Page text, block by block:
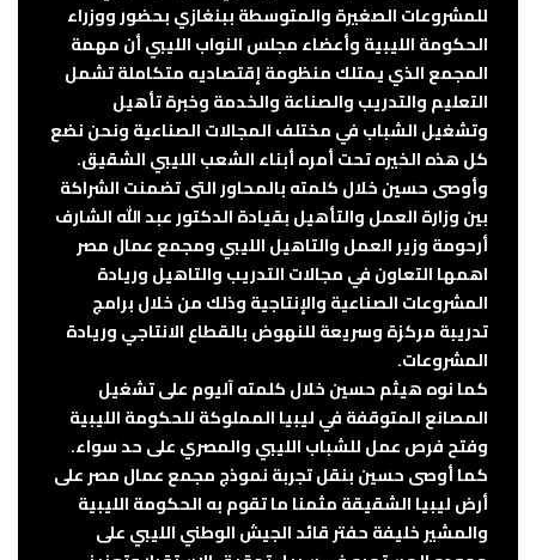
للمشروعات الصغيرة والمتوسطة ببنغازي بحضور ووزراء
الحكومة الليبية وأعضاء مجلس النواب الليبي أن مهمة
المجمع الذي يمتلك منظومة إقتصاديه متكاملة تشمل
التعليم والتدريب والصناعة والخدمة وخبرة تأهيل
وتشغيل الشباب في مختلف المجالات الصناعية ونحن نضع
كل هذه الخيره تحت أمره أبناء الشعب الليبي الشقيق.
وأوصى حسين خلال كلمته بالمحاور التى تضمنت الشراكة
بين وزارة العمل والتأهيل بقيادة الدكتور عبد الله الشارف
أرحومة وزير العمل والتاهيل الليبي ومجمع عمال مصر
اهمها التعاون في مجالات التدريب والتاهيل وريادة
المشروعات الصناعية والإنتاجية وذلك من خلال برامج
تدريبة مركزة وسريعة للنهوض بالقطاع الانتاجي وريادة
المشروعات.
كما نوه هيثم حسين خلال كلمته آليوم على تشغيل
المصانع المتوقفة في ليبيا المملوكة للحكومة الليبية
وفتح فرص عمل للشباب الليبي والمصري على حد سواء.
كما أوصى حسين بنقل تجربة نموذج مجمع عمال مصر على
أرض ليبيا الشقيقة مثمنا ما تقوم به الحكومة الليبية
والمشير خليفة حفتر قائد الجيش الوطني الليبي على